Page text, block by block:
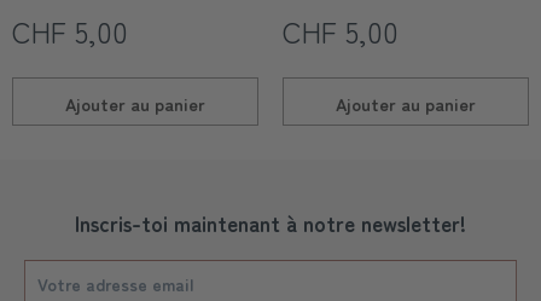
CHF 5,00
Ajouter au panier
CHF 5,00
Ajouter au panier
Inscris-toi maintenant à notre newsletter!